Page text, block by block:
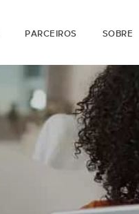
PARCEIROS SOBRE